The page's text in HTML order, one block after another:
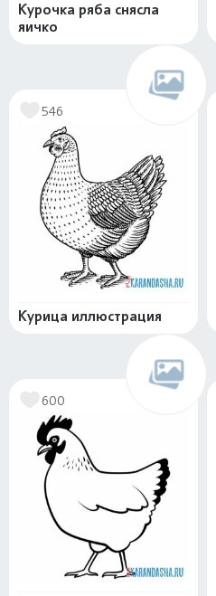
Курочка ряба снясла
яичко
546
Курица иллюстрация
600